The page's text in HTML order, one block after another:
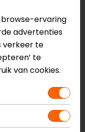
voorbereid,
(mix)
Adventure
browse-ervaring
advertenties
verkeer te
te
van cookies.